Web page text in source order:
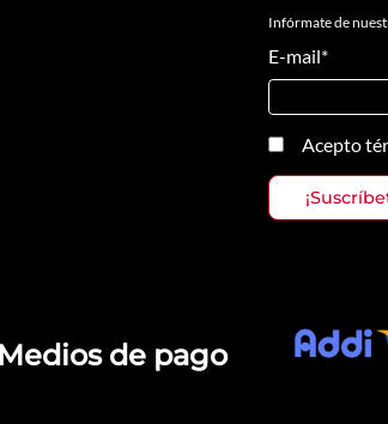
Infórmate de
E-mail*
Acepto
Medios de pago